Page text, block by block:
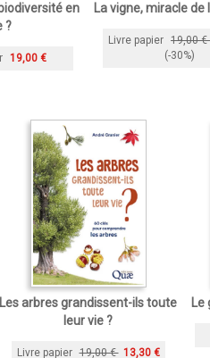
en
?
19,00 €
La vigne, miracle de
Livre papier 19,00 €
(-30%)
Les arbres grandissent-ils toute
leur vie ?
Livre papier 19,00 € 13,30 €
Le